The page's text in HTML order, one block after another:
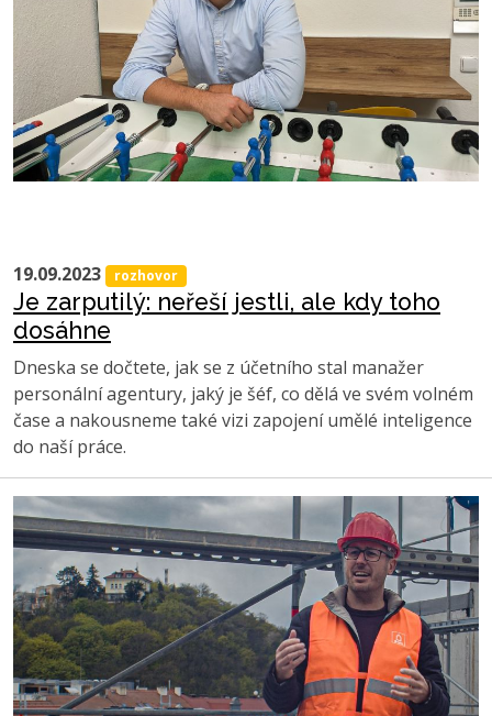
19.09.2023 rozhovor
Je zarputilý: neřeší jestli, ale kdy toho
dosáhne
Dneska se dočtete, jak se z účetního stal manažer
personální agentury, jaký je šéf, co dělá ve svém volném
čase a nakousneme také vizi zapojení umělé inteligence
do naší práce.